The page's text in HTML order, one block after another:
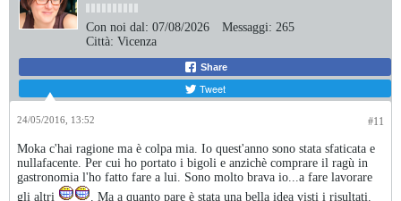
Con noi dal: 07/08/2026 Messaggi: 265
Città: Vicenza
Share
Tweet
#11
24/05/2016, 13:52
Moka c'hai ragione ma è colpa mia. Io quest'anno sono stata sfaticata e
nullafacente. Per cui ho portato i bigoli e anzichè comprare il ragù in
gastronomia l'ho fatto fare a lui. Sono molto brava io...a fare lavorare
gli altri
. Ma a quanto pare è stata una bella idea visti i risultati.